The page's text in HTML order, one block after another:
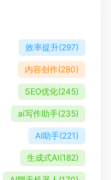
效率提升(297)
内容创作(280)
SEO优化(245)
ai写作助手(235)
AI助手(221)
生成式AI(182)